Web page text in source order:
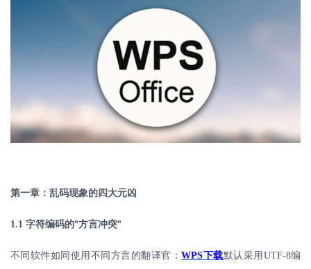
第一章：乱码现象的四大元凶
1.1 字符编码的"方言冲突"
不同软件如同使用不同方言的翻译官：WPS下载默认采用 UTF-8编